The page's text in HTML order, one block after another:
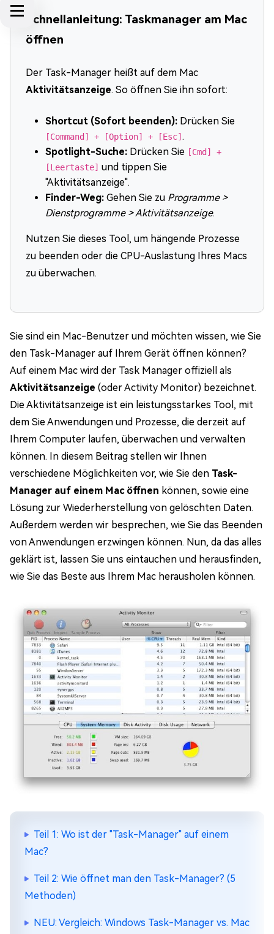
Schnellanleitung: Taskmanager am Mac
öffnen
Der Task-Manager heißt auf dem Mac
Aktivitätsanzeige. So öffnen Sie ihn sofort:
Shortcut (Sofort beenden): Drücken Sie
[Command] + [Option] + [Esc] .
Spotlight-Suche: Drücken Sie [Cmd] +
[Leertaste] und tippen Sie
"Aktivitätsanzeige".
Finder-Weg: Gehen Sie zu Programme >
Dienstprogramme > Aktivitätsanzeige.
Nutzen Sie dieses Tool, um hängende Prozesse
zu beenden oder die CPU-Auslastung Ihres Macs
zu überwachen.
Sie sind ein Mac-Benutzer und möchten wissen, wie Sie
den Task-Manager auf Ihrem Gerät öffnen können?
Auf einem Mac wird der Task Manager offiziell als
Aktivitätsanzeige (oder Activity Monitor) bezeichnet.
Die Aktivitätsanzeige ist ein leistungsstarkes Tool, mit
dem Sie Anwendungen und Prozesse, die derzeit auf
Ihrem Computer laufen, überwachen und verwalten
können. In diesem Beitrag stellen wir Ihnen
verschiedene Möglichkeiten vor, wie Sie den Task-
Manager auf einem Mac öffnen können, sowie eine
Lösung zur Wiederherstellung von gelöschten Daten.
Außerdem werden wir besprechen, wie Sie das Beenden
von Anwendungen erzwingen können. Nun, da das alles
geklärt ist, lassen Sie uns eintauchen und herausfinden,
wie Sie das Beste aus Ihrem Mac herausholen können.
Teil 1: Wo ist der "Task-Manager" auf einem
Mac?
Teil 2: Wie öffnet man den Task-Manager? (5
Methoden)
NEU: Vergleich: Windows Task-Manager vs. Mac